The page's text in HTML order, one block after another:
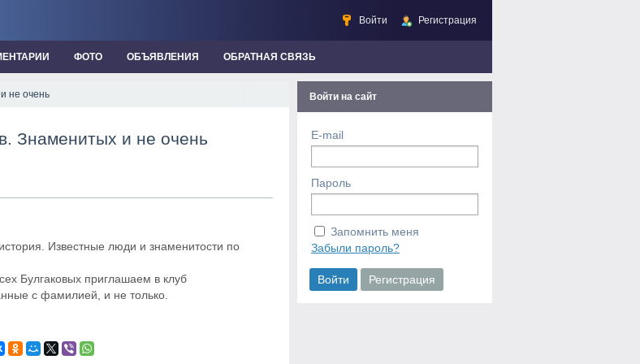
Войти Регистрация
ФОТО ОБЪЯВЛЕНИЯ ОБРАТНАЯ СВЯЗЬ
не очень
Знаменитых и не очень
Известные люди и знаменитости по
Булгаковых приглашаем в клуб
с фамилией, и не только.
Войти на сайт
E-mail
Пароль
Запомнить меня
Забыли пароль?